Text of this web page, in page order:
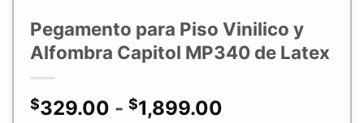
Pegamento para Piso Vinilico y
Alfombra Capitol MP340 de Latex
$329.00 - $1,899.00